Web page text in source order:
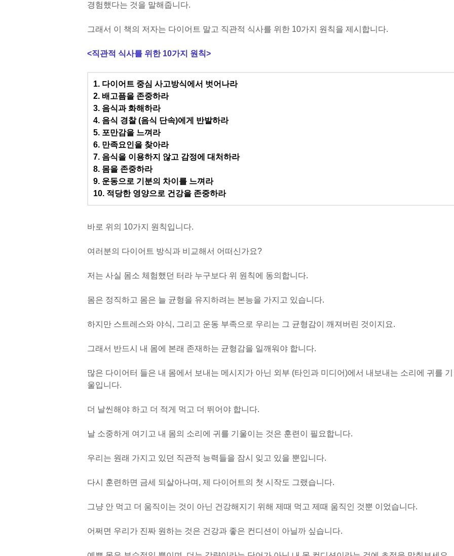
경험했다는 것을 말해줍니다.
그래서 이 책의 저자는 다이어트 말고 직관적 식사를 위한 10가지 원칙을 제시합니다.
<직관적 식사를 위한 10가지 원칙>
1. 다이어트 중심 사고방식에서 벗어나라
2. 배고픔을 존중하라
3. 음식과 화해하라
4. 음식 경찰 (음식 단속)에게 반발하라
5. 포만감을 느껴라
6. 만족요인을 찾아라
7. 음식을 이용하지 않고 감정에 대처하라
8. 몸을 존중하라
9. 운동으로 기분의 차이를 느껴라
10. 적당한 영양으로 건강을 존중하라
바로 위의 10가지 원칙입니다.
여러분의 다이어트 방식과 비교해서 어떠신가요?
저는 사실 몸소 체험했던 터라 누구보다 위 원칙에 동의합니다.
몸은 정직하고 몸은 늘 균형을 유지하려는 본능을 가지고 있습니다.
하지만 스트레스와 야식, 그리고 운동 부족으로 우리는 그 균형감이 깨져버린 것이지요.
그래서 반드시 내 몸에 본래 존재하는 균형감을 일깨워야 합니다.
많은 다이어터 들은 내 몸에서 보내는 메시지가 아닌 외부 (타인과 미디어)에서 내보내는 소리에 귀를 기
울입니다.
더 날씬해야 하고 더 적게 먹고 더 뛰어야 합니다.
날 소중하게 여기고 내 몸의 소리에 귀를 기울이는 것은 훈련이 필요합니다.
우리는 원래 가지고 있던 직관적 능력들을 잠시 잊고 있을 뿐입니다.
다시 훈련하면 금세 되살아나며, 제 다이어트의 첫 시작도 그랬습니다.
그냥 안 먹고 더 움직이는 것이 아닌 건강해지기 위해 제때 먹고 제때 움직인 것뿐 이었습니다.
어쩌면 우리가 진짜 원하는 것은 건강과 좋은 컨디션이 아닐까 싶습니다.